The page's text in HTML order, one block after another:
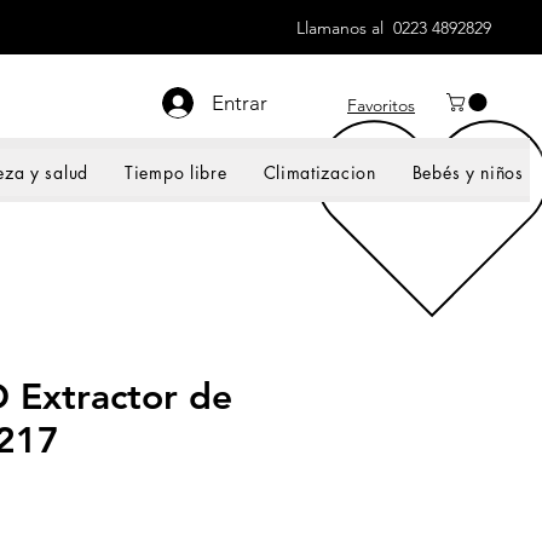
Llamanos al 0223 4892829
Entrar Favoritos
y salud Tiempo libre Climatizacion Bebés y niños
Extractor de